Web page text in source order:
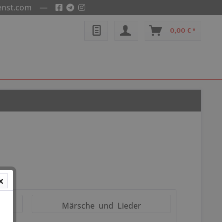
—
0,00 € *
Märsche und Lieder